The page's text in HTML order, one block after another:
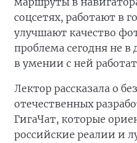
соцсетях, работают в
улучшают качество
проблема сегодня не в
в умении с ней
Лектор рассказала о
отечественных
ГигаЧат, которые
российские реалии и